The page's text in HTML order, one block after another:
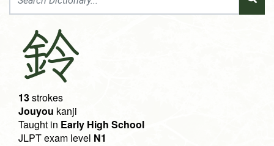
鈴
13strokes
Jouyou kanji
Taught in Early High School
JLPT exam level N1